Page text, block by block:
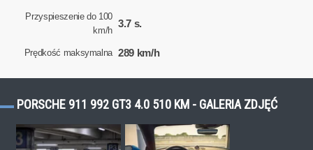
Przyspieszenie do 100
km/h
3.7 s.
Prędkość maksymalna 289 km/h
PORSCHE 911 992 GT3 4.0 510 KM - GALERIA ZDJĘĆ